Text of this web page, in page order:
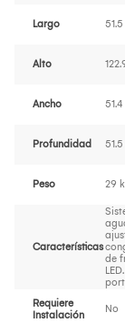
Largo
Alto
Ancho
Profundidad
Peso 29
Características
de
Requiere
Instalación
No